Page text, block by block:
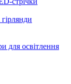
гірлянди
для освітлення